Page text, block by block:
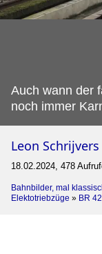
Auch wann der
noch immer
Leon Schrijvers
18.02.2024, 478
Bahnbilder, mal
Elektotriebzüge » BR